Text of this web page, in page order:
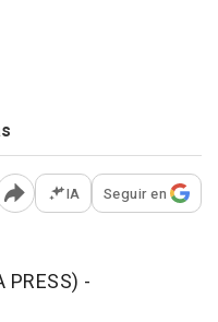
Abrir opciones para
IA Seguir en
PRESS) -